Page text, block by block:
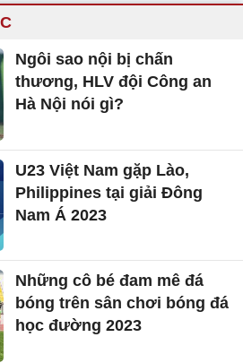
Ngôi sao nội bị chấn
thương, HLV đội Công an
Hà Nội nói gì?
U23 Việt Nam gặp Lào,
Philippines tại giải Đông
Nam Á 2023
Những cô bé đam mê đá
bóng trên sân chơi bóng đá
học đường 2023